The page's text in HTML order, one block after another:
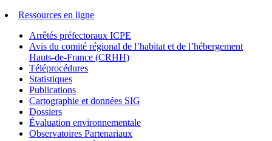
Ressources en ligne
Arrêtés préfectoraux ICPE
Avis du comité régional de l’habitat et de l’hébergement
Hauts-de-France (CRHH)
Téléprocédures
Statistiques
Publications
Cartographie et données SIG
Dossiers
Évaluation environnementale
Observatoires Partenariaux